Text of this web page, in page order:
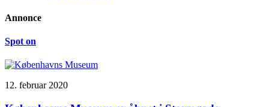
Annonce
Spot on
12. februar 2020